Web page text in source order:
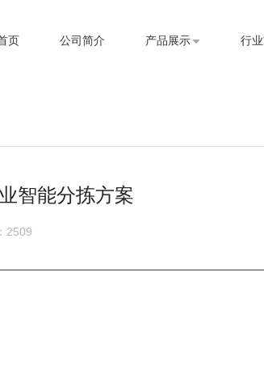
页 公司简介 产品展示 行
智能分拣方案
2509